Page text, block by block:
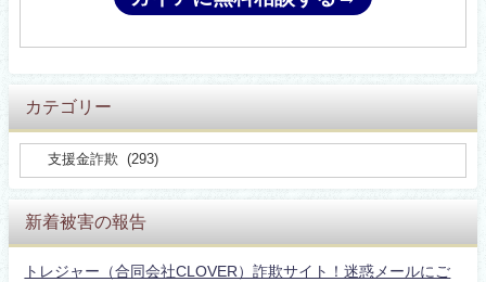
カテゴリー
新着被害の報告
トレジャー（合同会社CLOVER）詐欺サイト！迷惑メールにご